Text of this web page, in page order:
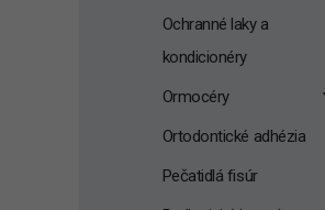
Ochranné laky a
kondicionéry
Ormocéry
Ortodontické adhézia
Pečatidlá fisúr